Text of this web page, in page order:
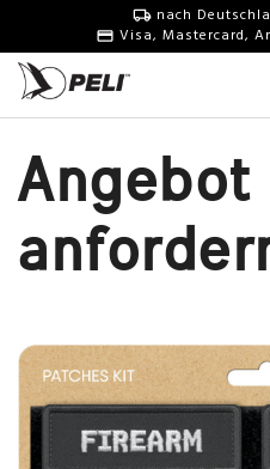
nach
Visa, Mastercard,
Angebot